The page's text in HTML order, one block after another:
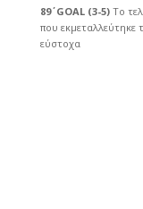
89΄GOAL (3-5)Το
που
εύστοχα